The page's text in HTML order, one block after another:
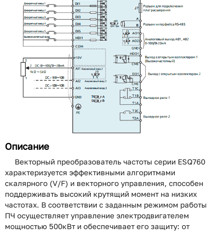
Описание
Векторный преобразователь частоты серии ESQ760
характеризуется эффективными алгоритмами
скалярного (V/F) и векторного управления, способен
поддерживать высокий крутящий момент на низких
частотах. В соответствии с заданным режимом работы
ПЧ осуществляет управление электродвигателем
мощностью 500кВт и обеспечивает его защиту: от